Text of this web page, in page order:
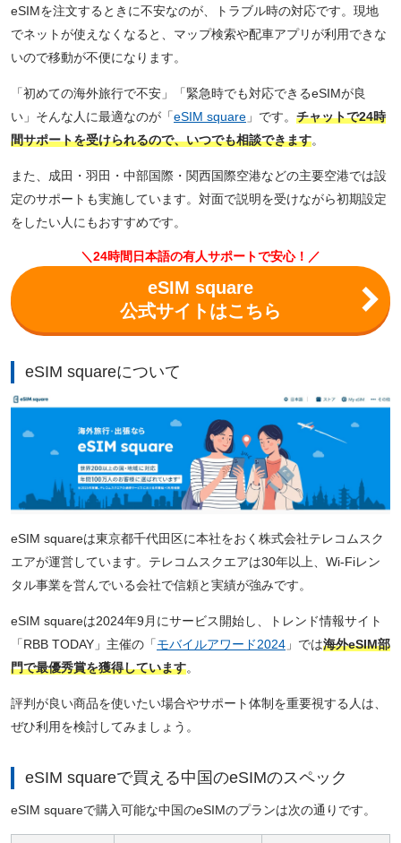
eSIMを注文するときに不安なのが、トラブル時の対応です。現地
でネットが使えなくなると、マップ検索や配車アプリが利用できな
いので移動が不便になります。
「初めての海外旅行で不安」「緊急時でも対応できるeSIMが良
い」そんな人に最適なのが「eSIM square 」です。 チャットで24時
間サポートを受けられるので、いつでも相談できます。
また、成田・羽田・中部国際・関西国際空港などの主要空港では設
定のサポートも実施しています。対面で説明を受けながら初期設定
をしたい人にもおすすめです。
＼24時間日本語の有人サポートで安心！／
eSIM square
公式サイトはこちら
eSIM squareについて
eSIM squareは東京都千代田区に本社をおく株式会社テレコムスク
エアが運営しています。テレコムスクエアは30年以上、Wi-Fiレン
タル事業を営んでいる会社で信頼と実績が強みです。
eSIM squareは2024年9月にサービス開始し、トレンド情報サイト
「RBB TODAY」主催の「モバイルアワード2024 」では海外eSIM部
門で最優秀賞を獲得しています。
評判が良い商品を使いたい場合やサポート体制を重要視する人は、
ぜひ利用を検討してみましょう。
eSIM squareで買える中国のeSIMのスペック
eSIM squareで購入可能な中国のeSIMのプランは次の通りです。